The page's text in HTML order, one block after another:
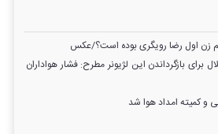
زن اول رضا رویگری بوده است؟/عکس
برای بازگرداندن این لژیونر مطرح: فشار هواداران
و کمیته امداد هوا شد